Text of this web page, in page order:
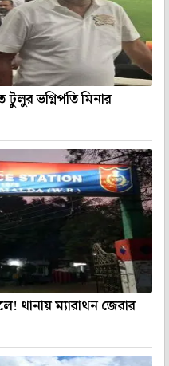
ভগ্নিপতি মিনার
থানায় ম্যারাথন জেরার